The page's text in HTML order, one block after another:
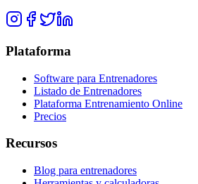
Plataforma
Software para Entrenadores
Listado de Entrenadores
Plataforma Entrenamiento Online
Precios
Recursos
Blog para entrenadores